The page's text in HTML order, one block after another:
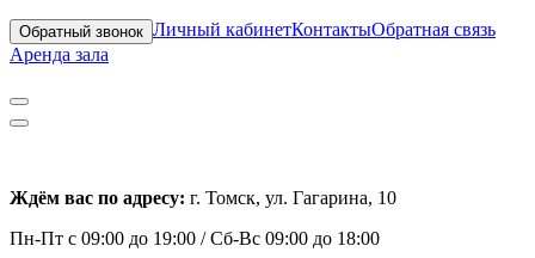
Обратный звонок Личный кабинетКонтактыОбратная связь
Аренда зала
Ждём вас по адресу: г. Томск, ул. Гагарина, 10
Пн-Пт с 09:00 до 19:00 /Сб-Вс 09:00 до 18:00